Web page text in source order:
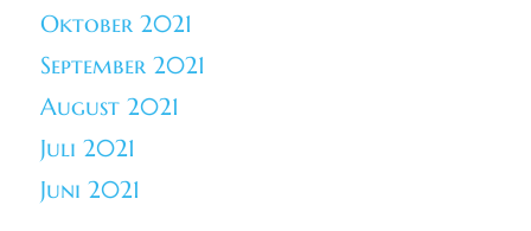
Oktober 2021
September 2021
August 2021
Juli 2021
Juni 2021